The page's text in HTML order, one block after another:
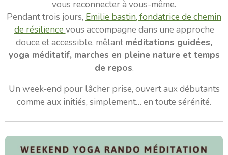
vous reconnecter à vous-même.
Pendant trois jours, Emilie bastin, fondatrice de chemin
de résiliencevous accompagne dans une approche
douce et accessible, mêlant méditations guidées,
yoga méditatif, marches en pleine nature et temps
de repos.
Un week-end pour lâcher prise, ouvert aux débutants
comme aux initiés, simplement… en toute sérénité.